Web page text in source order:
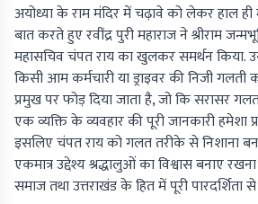
अयोध्या के राम मंदिर में चढ़ावे को लेकर हाल
बात करते हुए रवींद्र पुरी महाराज ने श्रीराम
महासचिव चंपत राय का खुलकर समर्थन किया.
किसी आम कर्मचारी या ड्राइवर की निजी
प्रमुख पर फोड़ दिया जाता है, जो कि सरासर
एक व्यक्ति के व्यवहार की पूरी जानकारी हमेशा
इसलिए चंपत राय को गलत तरीके से निशाना
एकमात्र उद्देश्य श्रद्धालुओं का विश्वास बनाए
समाज तथा उत्तराखंड के हित में पूरी पारदर्शिता